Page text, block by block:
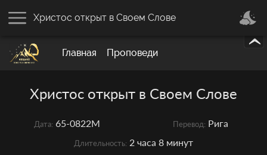
Главная Проповеди
Христос открыт в Своем Слове
Христос открыт в Своем Слове
Дата: 65-0822M Перевод: Рига
Длительность: 2 часа 8 минут